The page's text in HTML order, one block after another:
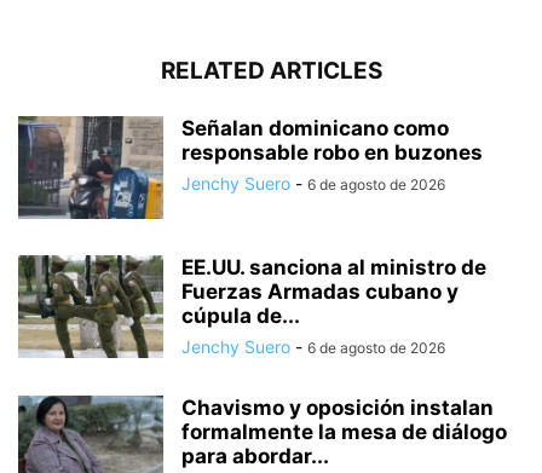
RELATED ARTICLES
Señalan dominicano como
responsable robo en buzones
Jenchy Suero - 6 de agosto de 2026
EE.UU. sanciona al ministro de
Fuerzas Armadas cubano y
cúpula de...
Jenchy Suero - 6 de agosto de 2026
Chavismo y oposición instalan
formalmente la mesa de diálogo
para abordar...